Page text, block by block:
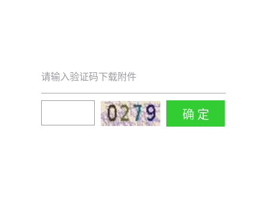
请输入验证码下载附件